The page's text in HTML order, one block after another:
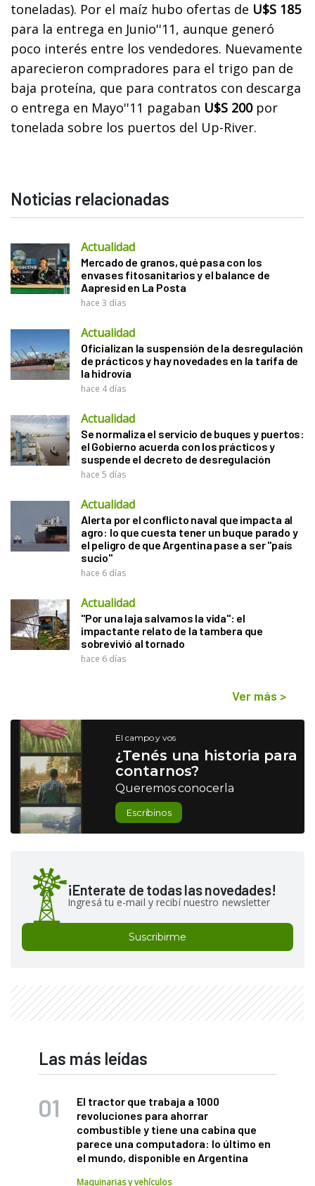
toneladas). Por el maíz hubo ofertas de U$S 185
para la entrega en Junio''11, aunque generó
poco interés entre los vendedores. Nuevamente
aparecieron compradores para el trigo pan de
baja proteína, que para contratos con descarga
o entrega en Mayo''11 pagaban U$S 200por
tonelada sobre los puertos del Up-River.
Noticias relacionadas
Actualidad
Mercado de granos, qué pasa con los
envases fitosanitarios y el balance de
Aapresid en La Posta
hace 3 días
Actualidad
Oficializan la suspensión de la desregulación
de prácticos y hay novedades en la tarifa de
la hidrovía
hace 4 días
Actualidad
Se normaliza el servicio de buques y puertos:
el Gobierno acuerda con los prácticos y
suspende el decreto de desregulación
hace 5 días
Actualidad
Alerta por el conflicto naval que impacta al
agro: lo que cuesta tener un buque parado y
el peligro de que Argentina pase a ser "país
sucio"
hace 6 días
Actualidad
"Por una laja salvamos la vida": el
impactante relato de la tambera que
sobrevivió al tornado
hace 6 días
Ver más >
El campo y vos
¿Tenés una historia para
contarnos?
Queremos conocerla
Escribinos
¡Enterate de todas las novedades!
Ingresá tu e-mail y recibí nuestro newsletter
Suscribirme
Las más leídas
El tractor que trabaja a 1000
revoluciones para ahorrar
combustible y tiene una cabina que
parece una computadora: lo último en
el mundo, disponible en Argentina
Maquinarias y vehículos